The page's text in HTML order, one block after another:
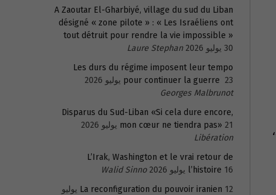
“حزب الله” اللبناني. وذلك ما كانت قد أكّدته مقالة نشرتها مجلة “دير شبيغل” الألمانية في مايو 2009،
A Zaoutar El-Gharbiyé, village du sud du Liban
désigné « zone pilote » : « Les Israéliens ont
tout détruit pour rendre la vie impossible »
30 يوليو 2026
Laure Stephan
Les durs du régime imposent leur tempo
pour continuer la guerre 23 يوليو 2026
Georges Malbrunot
Disparus du Sud-Liban «Si cela dure encore,
mon cœur ne tiendra pas» 21 يوليو 2026
Libération
L’Irak, Washington et le vrai retour de
l’histoire 16 يوليو 2026
Walid Sinno
La reconfiguration du pouvoir iranien 12 يوليو